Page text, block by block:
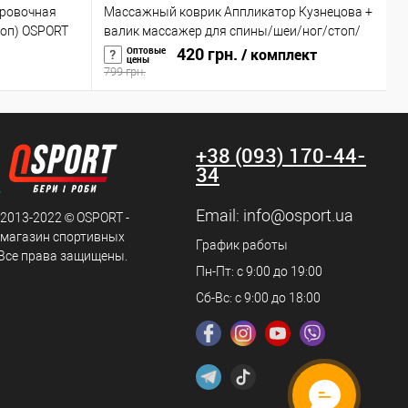
OSPORT
Массажный коврик Аппликатор Кузнецова +
валик массажер для спины/шеи/ног/стоп/
головы/тела OSPORT (n-0004)
Оптовые
цены 420 грн. / комплект
799 грн.
2022 © OSPORT -
спортивных
права защищены.
+38 (093) 170-44-
34
Email: info@osport.ua
График работы
Пн-Пт: с 9:00 до 19:00
Сб-Вс: с 9:00 до 18:00